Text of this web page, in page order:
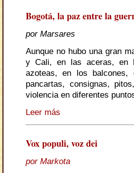
Bogotá, la paz entre la
por Marsares
Aunque no hubo una gran
y Cali, en las aceras, en
azoteas, en los balcones,
pancartas, consignas,
violencia en diferentes
Leer más
Vox populi, voz dei
por Markota